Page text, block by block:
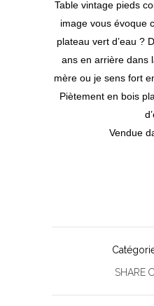
Table vintage pieds
image vous évoque
plateau vert d’eau ?
ans en arrière dans
mère ou je sens fort
Piètement en bois
Vendue
SHARE